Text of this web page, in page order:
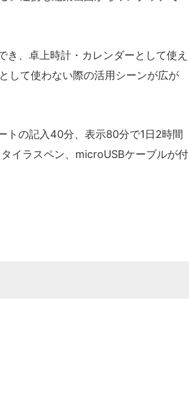
、卓上時計・カレンダーとして使え
して使わない際の活用シーンが広が
トの記入40分、表示80分で1日2時間
イラスペン、microUSBケーブルが付